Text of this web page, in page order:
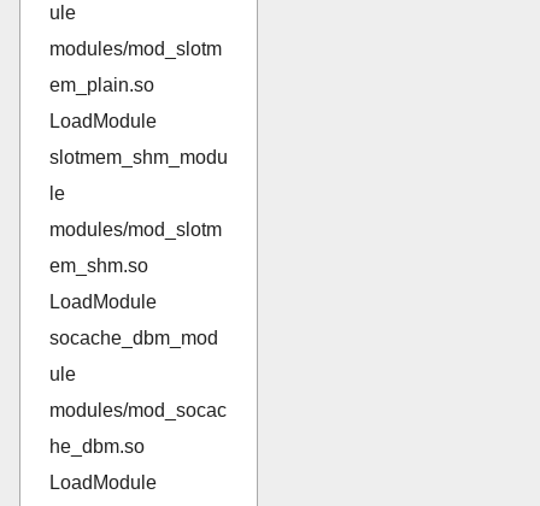
ule
modules/mod_slotm
em_plain.so
LoadModule
slotmem_shm_modu
le
modules/mod_slotm
em_shm.so
LoadModule
socache_dbm_mod
ule
modules/mod_socac
he_dbm.so
LoadModule